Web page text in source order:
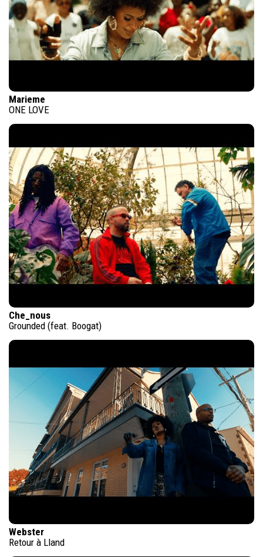
Marieme
ONE LOVE
Che_nous
Grounded (feat. Boogat)
Webster
Retour à Lland